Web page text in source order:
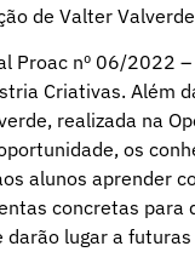
de Valter
Proac nº 06/2022
Criativas. Além
realizada na
os
alunos aprender
concretas
lugar a